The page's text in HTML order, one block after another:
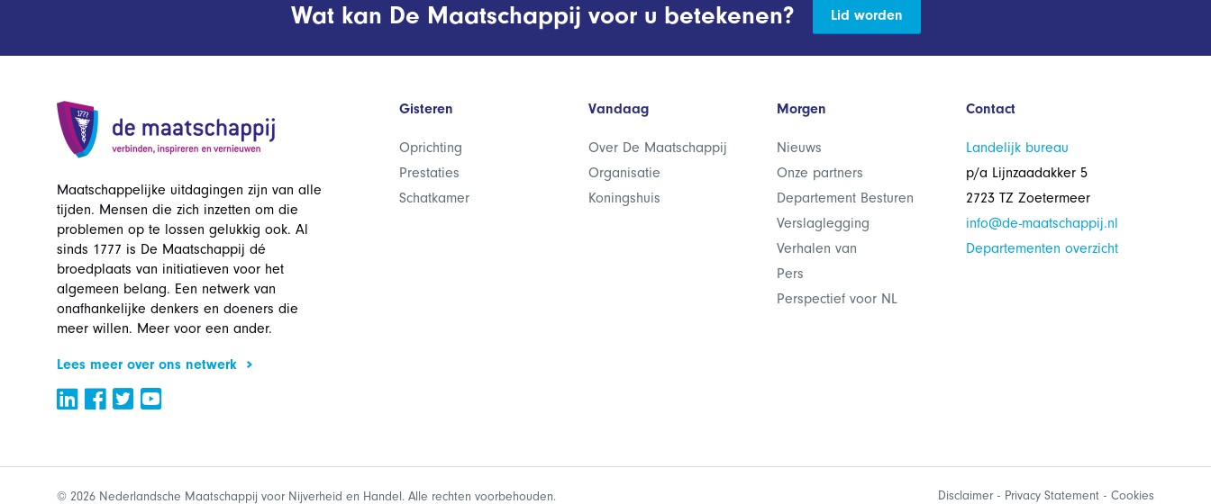
Wat kan De Maatschappij voor u betekenen? Lid worden
Maatschappelijke uitdagingen zijn van alle
tijden. Mensen die zich inzetten om die
problemen op te lossen gelukkig ook. Al
sinds 1777 is De Maatschappij dé
broedplaats van initiatieven voor het
algemeen belang. Een netwerk van
onafhankelijke denkers en doeners die
meer willen. Meer voor een ander.
Lees meer over ons netwerk
Gisteren
Oprichting
Prestaties
Schatkamer
Vandaag
Over De Maatschappij
Organisatie
Koningshuis
Morgen
Nieuws
Onze partners
Departement Besturen
Verslaglegging
Verhalen van
Pers
Perspectief voor NL
Contact
Landelijk bureau
p/a Lijnzaadakker 5
2723 TZ Zoetermeer
info@de-maatschappij.nl
Departementen overzicht
© 2026 Nederlandsche Maatschappij voor Nijverheid en Handel. Alle rechten voorbehouden. Disclaimer Privacy Statement Cookies